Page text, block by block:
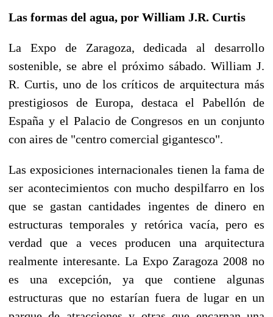
Las formas del agua, por William J.R. Curtis
La Expo de Zaragoza, dedicada al desarrollo
sostenible, se abre el próximo sábado. William J.
R. Curtis, uno de los críticos de arquitectura más
prestigiosos de Europa, destaca el Pabellón de
España y el Palacio de Congresos en un conjunto
con aires de "centro comercial gigantesco".
Las exposiciones internacionales tienen la fama de
ser acontecimientos con mucho despilfarro en los
que se gastan cantidades ingentes de dinero en
estructuras temporales y retórica vacía, pero es
verdad que a veces producen una arquitectura
realmente interesante. La Expo Zaragoza 2008 no
es una excepción, ya que contiene algunas
estructuras que no estarían fuera de lugar en un